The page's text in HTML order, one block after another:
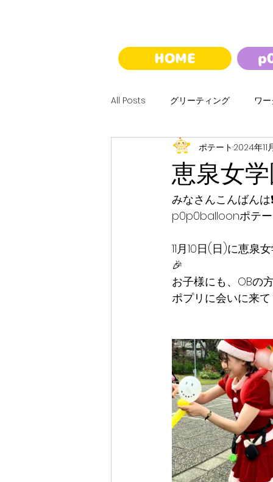
HOME
All Posts グリーティング ワ
ハロウィン クリスマス
バルーンくじ 夢バルーンウ
恵泉女
ポテート 2024年11
みなさんこんばんは
p0p0balloonポテ
11月10日(日)に恵泉
🎉
お子様にも、OBの
ポプリに会いに来